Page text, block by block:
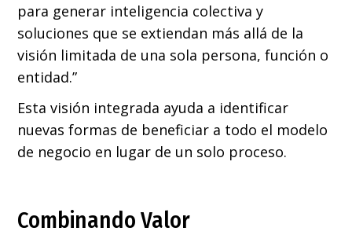
para generar inteligencia colectiva y
soluciones que se extiendan más allá de la
visión limitada de una sola persona, función o
entidad.”
Esta visión integrada ayuda a identificar
nuevas formas de beneficiar a todo el modelo
de negocio en lugar de un solo proceso.
Combinando Valor